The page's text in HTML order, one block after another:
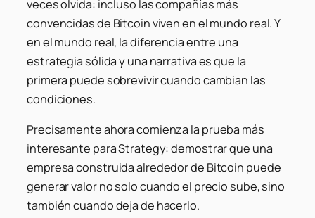
veces olvida: incluso las compañías más
convencidas de Bitcoin viven en el mundo real. Y
en el mundo real, la diferencia entre una
estrategia sólida y una narrativa es que la
primera puede sobrevivir cuando cambian las
condiciones.
Precisamente ahora comienza la prueba más
interesante para Strategy: demostrar que una
empresa construida alrededor de Bitcoin puede
generar valor no solo cuando el precio sube, sino
también cuando deja de hacerlo.